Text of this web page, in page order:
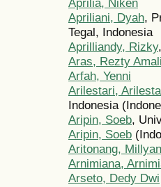
Aprilia, Niken
Apriliani, Dyah,
Tegal, Indonesia
Aprilliandy, Rizky
Aras, Rezty
Arfah, Yenni
Arilestari,
Indonesia
Aripin, Soeb,
Aripin, Soeb
Aritonang,
Arnimiana,
Arseto, Dedy Dwi